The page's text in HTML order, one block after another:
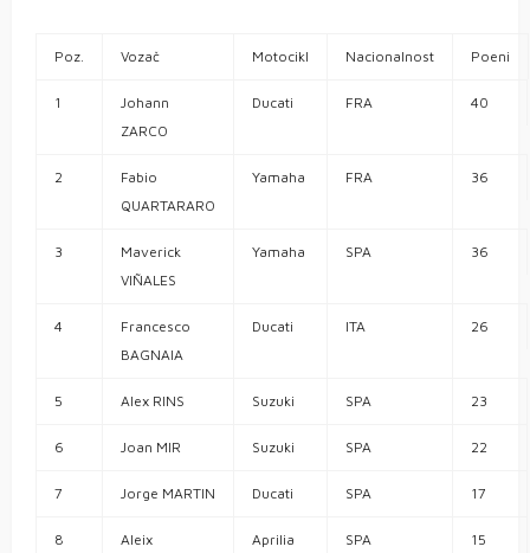
Poz. Vozač Motocikl Nacionalnost Poeni
1
Johann
ZARCO
Ducati FRA 40
2
Fabio
QUARTARARO
Yamaha FRA 36
3
Maverick
VIÑALES
Yamaha SPA 36
4
Francesco
BAGNAIA
Ducati ITA 26
5 Alex RINS Suzuki SPA 23
6 Joan MIR Suzuki SPA 22
7 Jorge MARTIN Ducati SPA 17
8 Aleix Aprilia SPA 15